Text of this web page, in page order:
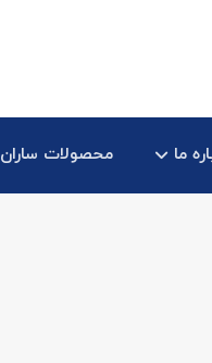
ما محصولات ساران